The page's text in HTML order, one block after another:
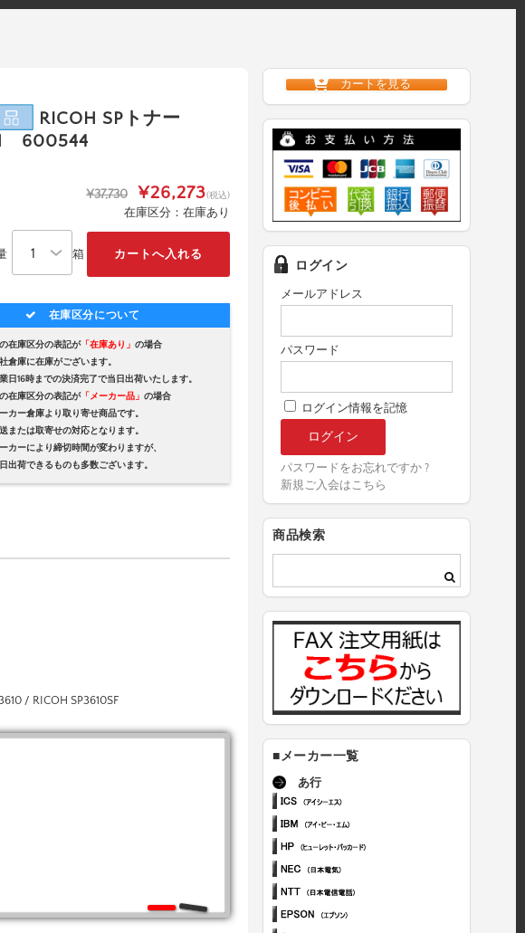
RICOH SPトナー
600544
¥37,730 ¥26,273(税込)
在庫区分：在庫あり
箱
在庫区分について
在庫区分の表記が「在庫あり」 の場合
に在庫がございます。
までの決済完了で当日出荷いたします。
在庫区分の表記が「メーカー品」 の場合
庫より取り寄せ商品です。
取寄せの対応となります。
より締切時間が変わりますが、
きるものも多数ございます。
/ RICOH SP3610SF
カートを見る
ログイン
メールアドレス
パスワード
ログイン情報を記憶
パスワードをお忘れですか ?
新規ご入会はこちら
商品検索
■メーカー一覧
あ行